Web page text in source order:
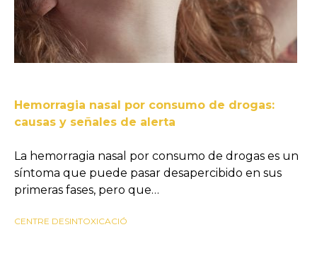
Hemorragia nasal por consumo de drogas:
causas y señales de alerta
La hemorragia nasal por consumo de drogas es un
síntoma que puede pasar desapercibido en sus
primeras fases, pero que…
CENTRE DESINTOXICACIÓ